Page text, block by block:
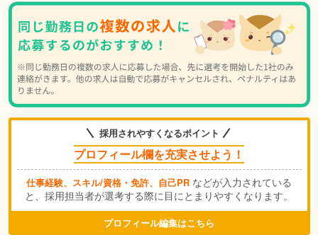
採用されやすくなるポイント
プロフィール欄を充実させよう！
仕事経験、スキル/資格・免許、自己PR などが入力されている
と、採用担当者が選考する際に目にとまりやすくなります。
プロフィール編集はこちら